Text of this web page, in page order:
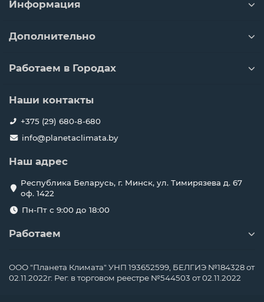
Информация
Дополнительно
Работаем в Городах
Наши контакты
+375 (29) 680-8-680
info@planetaclimata.by
Наш адрес
Республика Беларусь, г. Минск, ул. Тимирязева д. 67
оф. 1422
Пн-Пт с 9:00 до 18:00
Работаем
ООО "Планета Климата" УНП 193652599, БЕЛГИЭ №184328 от
02.11.2022г. Рег. в торговом реестре №544503 от 02.11.2022